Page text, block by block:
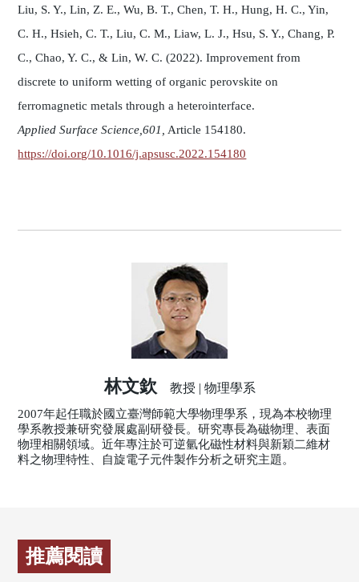
Liu, S. Y., Lin, Z. E., Wu, B. T., Chen, T. H., Hung, H. C., Yin,
C. H., Hsieh, C. T., Liu, C. M., Liaw, L. J., Hsu, S. Y., Chang, P.
C., Chao, Y. C., & Lin, W. C. (2022). Improvement from
discrete to uniform wetting of organic perovskite on
ferromagnetic metals through a heterointerface.
Applied Surface Science,601,
Article 154180.
https://doi.org/10.1016/j.apsusc.2022.154180
林文欽 教授 | 物理學系
2007年起任職於國立臺灣師範大學物理學系，現為本校物理
學系教授兼研究發展處副研發長。研究專長為磁物理、表面
物理相關領域。近年專注於可逆氫化磁性材料與新穎二維材
料之物理特性、自旋電子元件製作分析之研究主題。
推薦閱讀